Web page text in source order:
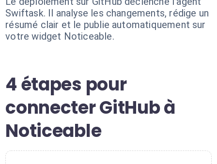
Swiftask. Il analyse les changements, rédige un
résumé clair et le publie automatiquement sur
votre widget Noticeable.
4 étapes pour
connecter GitHub à
Noticeable